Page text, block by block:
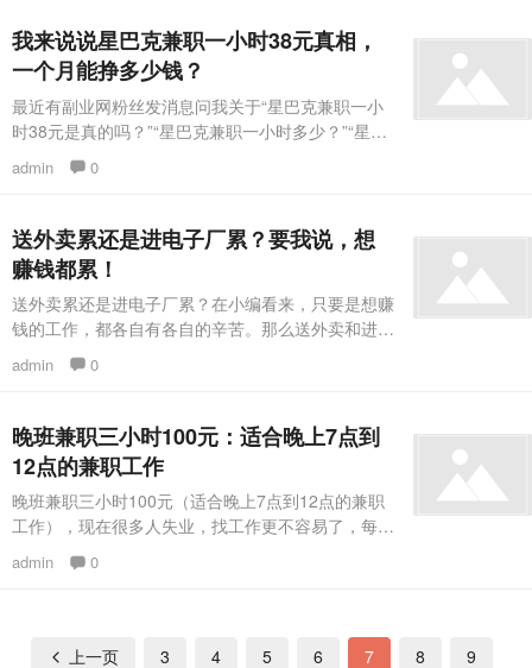
吃饭的成本外，一天差不多能挣一两百块，后来对黑
车管理严格了，才转行干了份全职工作，最近晚上空
闲时候又跑起了滴滴。首先兼职的滴滴司机肯定不如
全职赚的钱多，但是在目前的大环境里
我来说说星巴克兼职一小时38元真相，
一个月能挣多少钱？
最近有副业网粉丝发消息问我关于“星巴克兼职一小
时38元是真的吗？”“星巴克兼职一小时多少？”“星巴
克兼职一个月能挣多少钱”相关问题，想必你现在正
在寻找一份兼职，如果星巴克按照时薪38元计算，
9120元，快月入过万了，这个水平还是非常不错，
就算是一线城市也可以排进普通服务行业薪资前几
名，因为这可是基层服务工作者的薪资，但这都是网
上传闻，只有真实经历才能
admin 0
送外卖累还是进电子厂累？要我说，想
赚钱都累！
送外卖累还是进电子厂累？在小编看来，只要是想赚
钱的工作，都各自有各自的辛苦。那么送外卖和进电
子厂做比较，哪个更累呢？进电子厂在早期就是比较
常见的工种，属于流水线的工作，具有高强度的重复
每个月有考勤，好的地方是大部分电子厂都是包吃包
住的。而送外卖是最近外卖行业兴起后才有的工作，
时间相对更自由些，一天的工作就饭点是高峰期，会
格外忙碌，但是想休息也不用跟谁请
admin 0
晚班兼职三小时100元：适合晚上7点到
12点的兼职工作
晚班兼职三小时100元（适合晚上7点到12点的兼职
工作），现在很多人失业，找工作更不容易了，每个
人日常工作养家生活压力还是挺大的，小编也不例
外，所以很多小伙伴就想着能利用业余晚上下班后的
黄金休息时间，可以利用利用，这样找一份兼职就能
admin 0
上一页 3 4 5 6 7 8 9